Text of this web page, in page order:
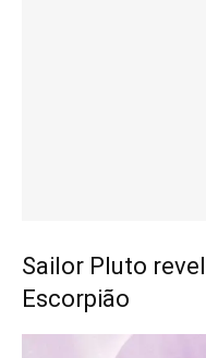
Sailor Pluto
Escorpião